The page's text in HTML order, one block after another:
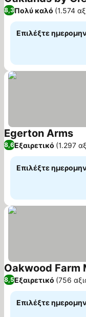
8,3Πολύ καλό (1.574
Επιλέξτε
Egerton Arms
8,6Εξαιρετικό (1.297
Επιλέξτε
Oakwood Farm
8,5Εξαιρετικό (756
Επιλέξτε